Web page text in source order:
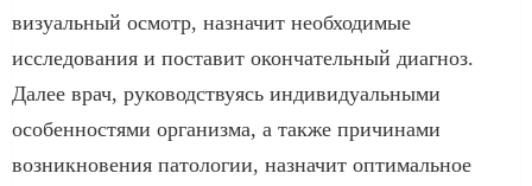
визуальный осмотр, назначит необходимые
исследования и поставит окончательный диагноз.
Далее врач, руководствуясь индивидуальными
особенностями организма, а также причинами
возникновения патологии, назначит оптимальное